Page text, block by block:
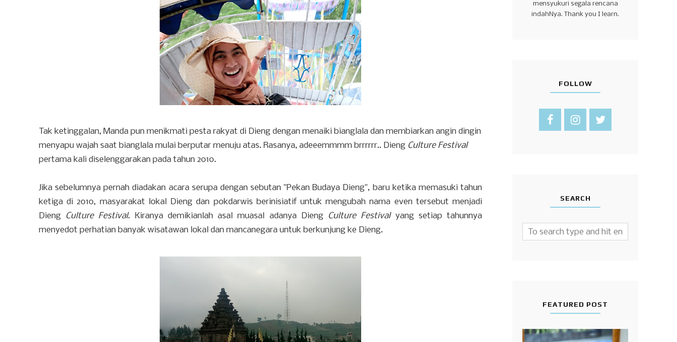
Tak ketinggalan, Manda pun menikmati pesta rakyat di Dieng dengan menaiki bianglala dan membiarkan angin dingin
menyapu wajah saat bianglala mulai berputar menuju atas. Rasanya, adeeemmmm brrrrrr.. Dieng Culture Festival
pertama kali diselenggarakan pada tahun 2010.
Jika sebelumnya pernah diadakan acara serupa dengan sebutan "Pekan Budaya Dieng", baru ketika memasuki tahun
ketiga di 2010, masyarakat lokal Dieng dan pokdarwis berinisiatif untuk mengubah nama even tersebut menjadi
Dieng Culture Festival. Kiranya demikianlah asal muasal adanya Dieng Culture Festivalyang setiap tahunnya
menyedot perhatian banyak wisatawan lokal dan mancanegara untuk berkunjung ke Dieng.
mensyukuri segala rencana
indahNya. Thank you I learn.
FOLLOW
SEARCH
FEATURED POST